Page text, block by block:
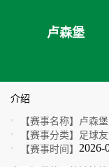
卢森堡
介绍
【赛事名称】 卢森
【赛事分类】
足球
【赛事时间】 2026-